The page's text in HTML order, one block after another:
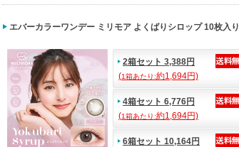
エバーカラーワンデー ミリモア よくばりシロップ 10枚入り
2箱セット 3,388円
(1箱あたり:約1,694円)
4箱セット 6,776円
(1箱あたり:約1,694円)
6箱セット 10,164円